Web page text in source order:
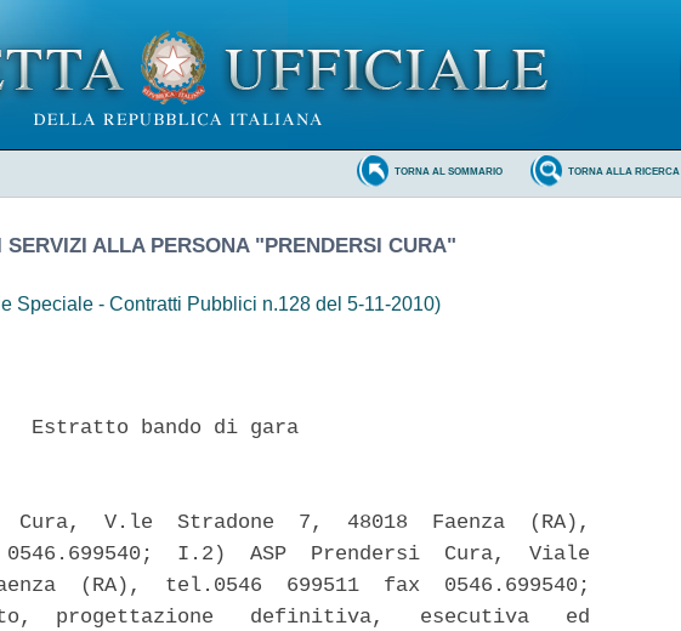
TORNA ALLA RICERCA
TORNA AL SOMMARIO
SERVIZI ALLA PERSONA "PRENDERSI CURA"
Speciale - Contratti Pubblici n.128 del 5-11-2010)
Estratto bando di gara
Cura,  V.le  Stradone  7,  48018  Faenza  (RA),
I.2)  ASP  Prendersi  Cura,  Viale
(RA),  tel.0546  699511  fax  0546.699540;
progettazione   definitiva,   esecutiva   ed